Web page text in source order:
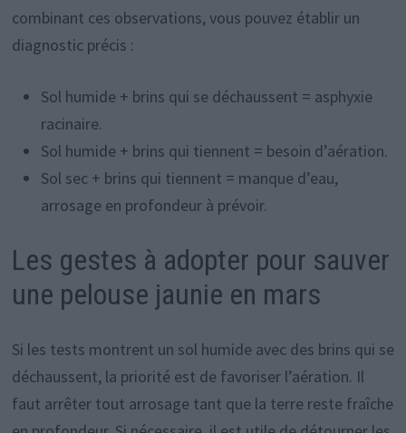
combinant ces observations, vous pouvez établir un
diagnostic précis :
Sol humide + brins qui se déchaussent = asphyxie
racinaire.
Sol humide + brins qui tiennent = besoin d’aération.
Sol sec + brins qui tiennent = manque d’eau,
arrosage en profondeur à prévoir.
Les gestes à adopter pour sauver
une pelouse jaunie en mars
Si les tests montrent un sol humide avec des brins qui se
déchaussent, la priorité est de favoriser l’aération. Il
faut arrêter tout arrosage tant que la terre reste fraîche